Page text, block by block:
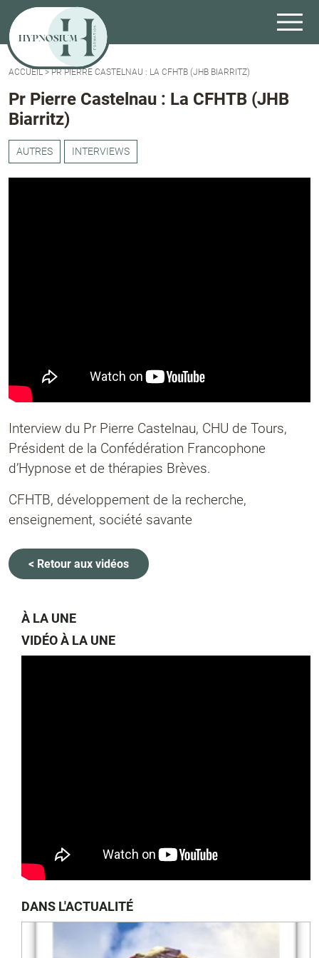
ACCUEIL>PR PIERRE CASTELNAU : LA CFHTB (JHB BIARRITZ)
Pr Pierre Castelnau : La CFHTB (JHB
Biarritz)
AUTRES INTERVIEWS
Interview du Pr Pierre Castelnau, CHU de Tours,
Président de la Confédération Francophone
d’Hypnose et de thérapies Brèves.
CFHTB, développement de la recherche,
enseignement, société savante
< Retour aux vidéos
À LA UNE
VIDÉO À LA UNE
DANS L'ACTUALITÉ